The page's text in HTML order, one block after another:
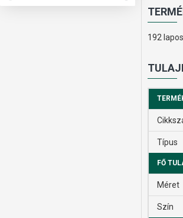
192
Típus
FŐ
Méret
Szín